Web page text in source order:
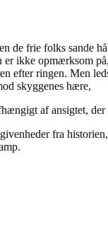
de frie folks sande
ikke opmærksom
efter ringen. Men
skyggenes hære,
af ansigtet,
fra